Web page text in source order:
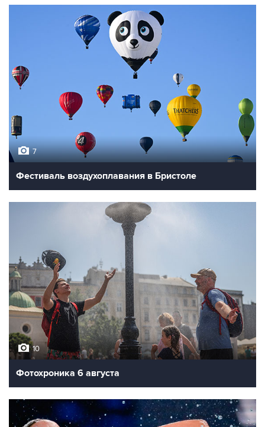
7
Фестиваль воздухоплавания в Бристоле
10
Фотохроника 6 августа